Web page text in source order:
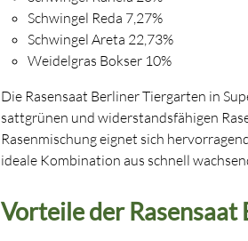
Schwingel Reda 7,27%
Schwingel Areta 22,73%
Weidelgras Bokser 10%
Die Rasensaat Berliner Tiergarten in
sattgrünen und widerstandsfähigen
Rasenmischung eignet sich
ideale Kombination aus schnell
Vorteile der